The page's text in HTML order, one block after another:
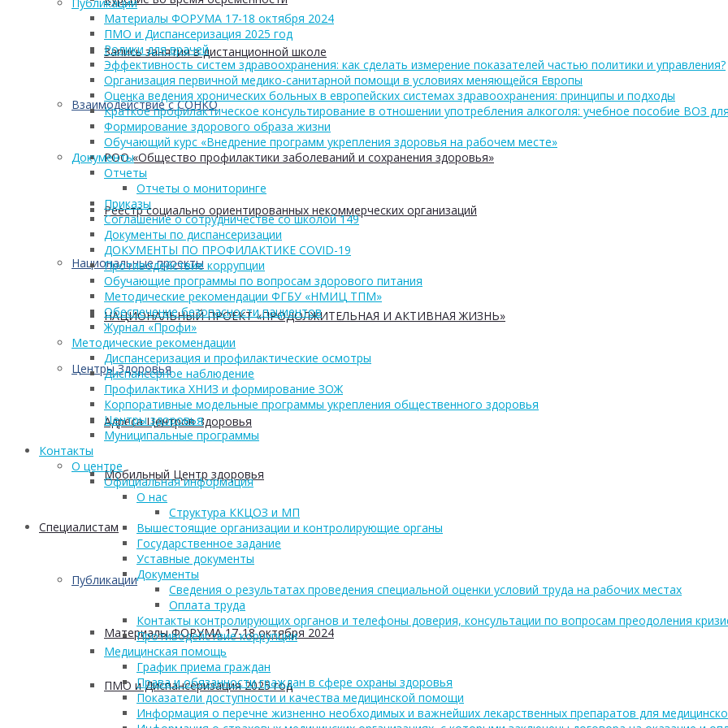
Запись занятия в дистанционной школе
Взаимодействие с СОНКО
РОО «Общество профилактики заболеваний и сохранения здоровья»
Реестр социально ориентированных некоммерческих организаций
Национальные проекты
НАЦИОНАЛЬНЫЙ ПРОЕКТ «ПРОДОЛЖИТЕЛЬНАЯ И АКТИВНАЯ ЖИЗНЬ»
Центры Здоровья
Адреса Центров Здоровья
Мобильный Центр здоровья
Cпециалистам
Публикации
Материалы ФОРУМА 17-18 октября 2024
ПМО и Диспансеризация 2025 год
Материалы ФОРУМА 17-18 октября 2024
ПМО и Диспансеризация 2025 год
Ролики для врачей
Эффективность систем здравоохранения: как сделать измерение показателей частью политики и управления?
Организация первичной медико-санитарной помощи в условиях меняющейся Европы
Оценка ведения хронических больных в европейских системах здравоохранения: принципы и подходы
Краткое профилактическое консультирование в отношении употребления алкоголя: учебное пособие ВОЗ
Формирование здорового образа жизни
Обучающий курс «Внедрение программ укрепления здоровья на рабочем месте»
Документы
Отчеты
Отчеты о мониторинге
Приказы
Соглашение о сотрудничестве со школой 149
Документы по диспансеризации
ДОКУМЕНТЫ ПО ПРОФИЛАКТИКЕ COVID-19
Противодействие коррупции
Обучающие программы по вопросам здорового питания
Методические рекомендации ФГБУ «НМИЦ ТПМ»
Обеспечение безопасности пациентов
Журнал «Профи»
Методические рекомендации
Диспансеризация и профилактические осмотры
Диспансерное наблюдение
Профилактика ХНИЗ и формирование ЗОЖ
Корпоративные модельные программы укрепления общественного здоровья
Центры здоровья
Муниципальные программы
Контакты
О центре
Официальная информация
О нас
Структура ККЦОЗ и МП
Вышестоящие организации и контролирующие органы
Государственное задание
Уставные документы
Документы
Сведения о результатах проведения специальной оценки условий труда на рабочих местах
Оплата труда
Контакты контролирующих органов и телефоны доверия, консультации по вопросам преодоления
Противодействие коррупции
Медицинская помощь
График приема граждан
Права и обязанности граждан в сфере охраны здоровья
Показатели доступности и качества медицинской помощи
Информация о перечне жизненно необходимых и важнейших лекарственных препаратов для